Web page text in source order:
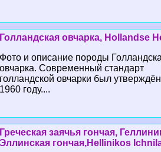
Голландская овчарка, Hollandse
Фото и описание породы
овчарка. Современный стандарт
голландской овчарки был
1960 году....
Греческая заячья гончая,
Эллинская гончая,Hellinikos